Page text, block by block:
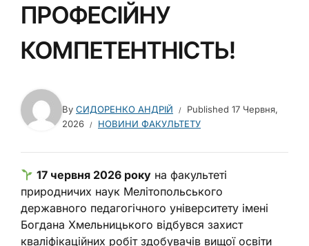
ПРОФЕСІЙНУ
КОМПЕТЕНТНІСТЬ!
By СИДОРЕНКО АНДРІЙ Published 17 Червня,
2026
НОВИНИ ФАКУЛЬТЕТУ
17 червня 2026 року на факультеті
природничих наук Мелітопольського
державного педагогічного університету імені
Богдана Хмельницького відбувся захист
кваліфікаційних робіт здобувачів вищої освіти